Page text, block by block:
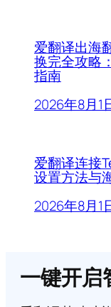
爱翻译出海
换完全攻略
指南
2026年8月1
爱翻译连接
设置方法与
2026年8月1
一键开启